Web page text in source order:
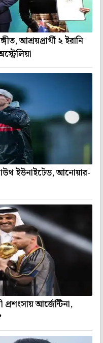
আশ্রয়প্রার্থী ২ ইরানি
ইউনাইটেড, আনোয়ার-
আর্জেন্টিনা,